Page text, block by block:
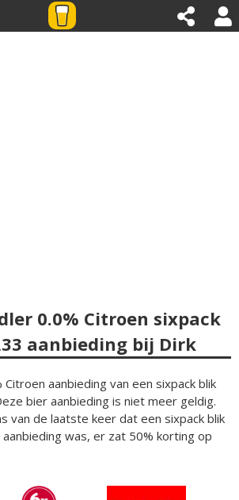
0.0% Citroen sixpack
aanbieding bij Dirk
Citroen aanbieding van een sixpack blik
bier aanbieding is niet meer geldig.
van de laatste keer dat een sixpack blik
was, er zat 50% korting op